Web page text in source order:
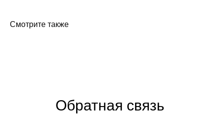
Смотрите также
Обратная связь